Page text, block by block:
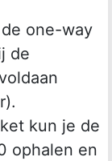
one-way
de
kun je de
ophalen en